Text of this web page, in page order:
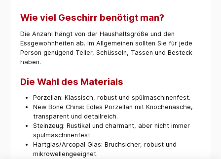
Wie viel Geschirr benötigt man?
Die Anzahl hängt von der Haushaltsgröße und den
Essgewohnheiten ab. Im Allgemeinen sollten Sie für jede
Person genügend Teller, Schüsseln, Tassen und Besteck
haben.
Die Wahl des Materials
Porzellan: Klassisch, robust und spülmaschinenfest.
New Bone China: Edles Porzellan mit Knochenasche,
transparent und detailreich.
Steinzeug: Rustikal und charmant, aber nicht immer
spülmaschinenfest.
Hartglas/Arcopal Glas: Bruchsicher, robust und
mikrowellengeeignet.